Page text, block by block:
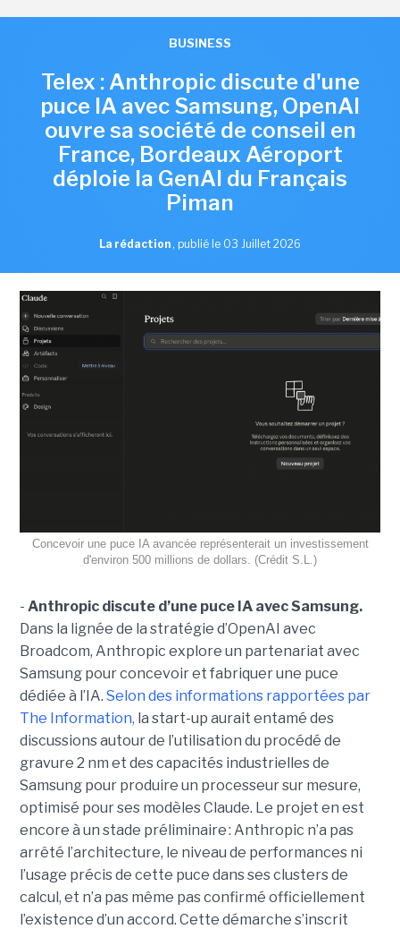
BUSINESS
Telex : Anthropic discute d'une
puce IA avec Samsung, OpenAI
ouvre sa société de conseil en
France, Bordeaux Aéroport
déploie la GenAI du Français
Piman
La rédaction , publié le 03 Juillet 2026
Concevoir une puce IA avancée représenterait un investissement
d'environ 500 millions de dollars. (Crédit S.L.)
- Anthropic discute d’une puce IA avec Samsung.
Dans la lignée de la stratégie d’OpenAI avec
Broadcom, Anthropic explore un partenariat avec
Samsung pour concevoir et fabriquer une puce
dédiée à l’IA. Selon des informations rapportées par
The Information, la start-up aurait entamé des
discussions autour de l’utilisation du procédé de
gravure 2 nm et des capacités industrielles de
Samsung pour produire un processeur sur mesure,
optimisé pour ses modèles Claude. Le projet en est
encore à un stade préliminaire : Anthropic n’a pas
arrêté l’architecture, le niveau de performances ni
l’usage précis de cette puce dans ses clusters de
calcul, et n’a pas même pas confirmé officiellement
l’existence d’un accord. Cette démarche s’inscrit